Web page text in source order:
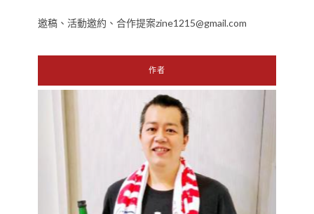
邀稿、活動邀約、合作提案zine1215@gmail.com
作者